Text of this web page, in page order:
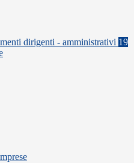
dirigenti - amministrativi 19